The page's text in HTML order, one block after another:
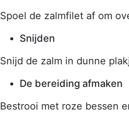
Spoel de zalmfilet af om
Snijden
Snijd de zalm in dunne
De bereiding afmaken
Bestrooi met roze bessen